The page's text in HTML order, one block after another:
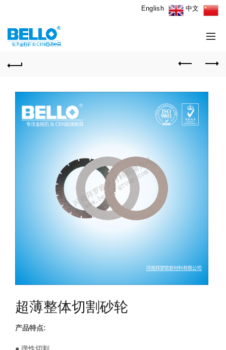
中文
English
超薄整体切割砂轮
产品特点: